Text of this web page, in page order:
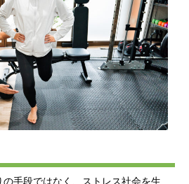
手段ではなく、ストレス社会を生